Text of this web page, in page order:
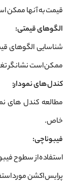
قیمت به آنها ممکن
الگوهای قیمتی:
شناسایی الگوهای
ممکن است نشانگر
کندل های نمودار:
مطالعه کندل های
خاص.
فیبوناچی:
استفاده از سطوح
پرایس اکشن مورد